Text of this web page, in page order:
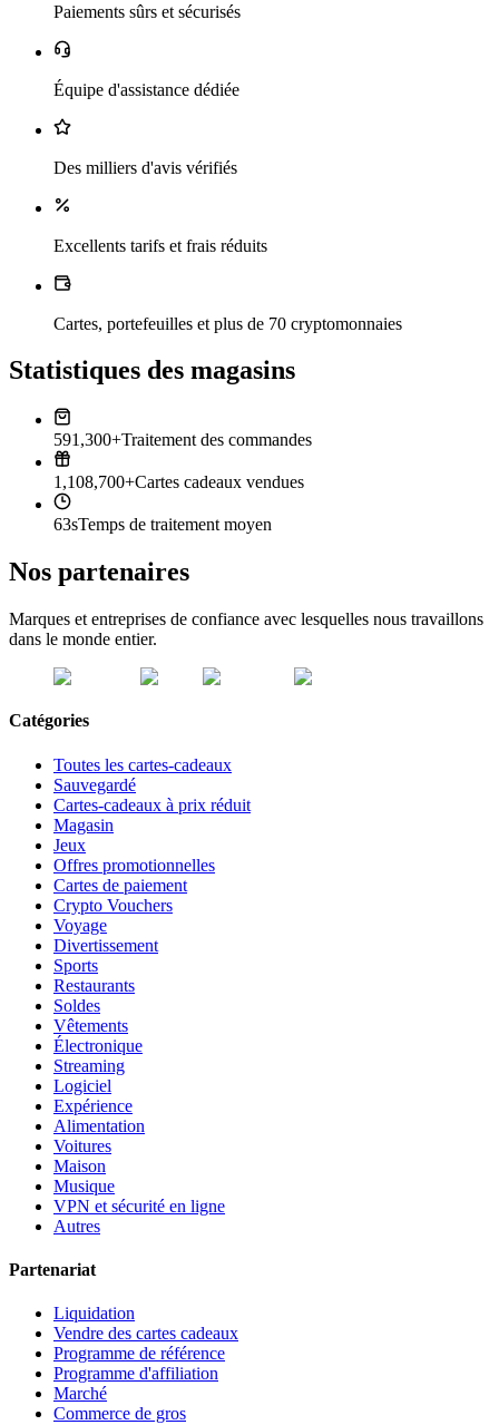
Paiements sûrs et sécurisés
Équipe d'assistance dédiée
Des milliers d'avis vérifiés
Excellents tarifs et frais réduits
Cartes, portefeuilles et plus de 70 cryptomonnaies
Statistiques des magasins
591,300+Traitement des commandes
1,108,700+Cartes cadeaux vendues
63sTemps de traitement moyen
Nos partenaires
Marques et entreprises de confiance avec lesquelles nous travaillons
dans le monde entier.
Catégories
Toutes les cartes-cadeaux
Sauvegardé
Cartes-cadeaux à prix réduit
Magasin
Jeux
Offres promotionnelles
Cartes de paiement
Crypto Vouchers
Voyage
Divertissement
Sports
Restaurants
Soldes
Vêtements
Électronique
Streaming
Logiciel
Expérience
Alimentation
Voitures
Maison
Musique
VPN et sécurité en ligne
Autres
Partenariat
Liquidation
Vendre des cartes cadeaux
Programme de référence
Programme d'affiliation
Marché
Commerce de gros